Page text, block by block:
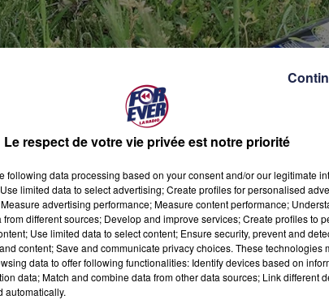
le "World cleanup day" : rendez-vous ce dimanche
public.
objectif de
Le respect de votre vie privée est notre priorité
following data processing based on your consent and/or our legitimate
limited data to select advertising; Create profiles for personalised
advertising performance; Measure content performance;
different sources; Develop and improve services; Create profiles to
Use limited data to select content; Ensure security, prevent and
content; Save and communicate privacy choices. These technologies
data to offer following functionalities: Identify devices based on
data; Match and combine data from other data sources; Link different
automatically.